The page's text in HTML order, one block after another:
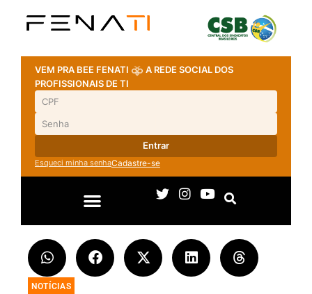
VEM PRA BEE FENATI
A REDE SOCIAL DOS
PROFISSIONAIS DE TI
Entrar
Esqueci minha senhaCadastre-se
NOTÍCIAS